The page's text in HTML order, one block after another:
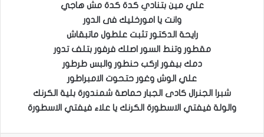
علي مين بتنادي كدة كدة مش هاجي
وانت يا امورخليك فى الدور
رايحة الدكتور تثبت علطول ماتبقاش
مقطور وتنط السور اصلك فرفور بتلف تدور
دمك بيفور اركب حنطور والبس طرطور
علي الوش وغور حتحوت الامبراطور
شبرا الجنرال كادى الجبار حماصة شمندورة بلية الكرنك
والولة فيفتي الاسطورة الكرنك يا علاء فيفتي الاسطورة